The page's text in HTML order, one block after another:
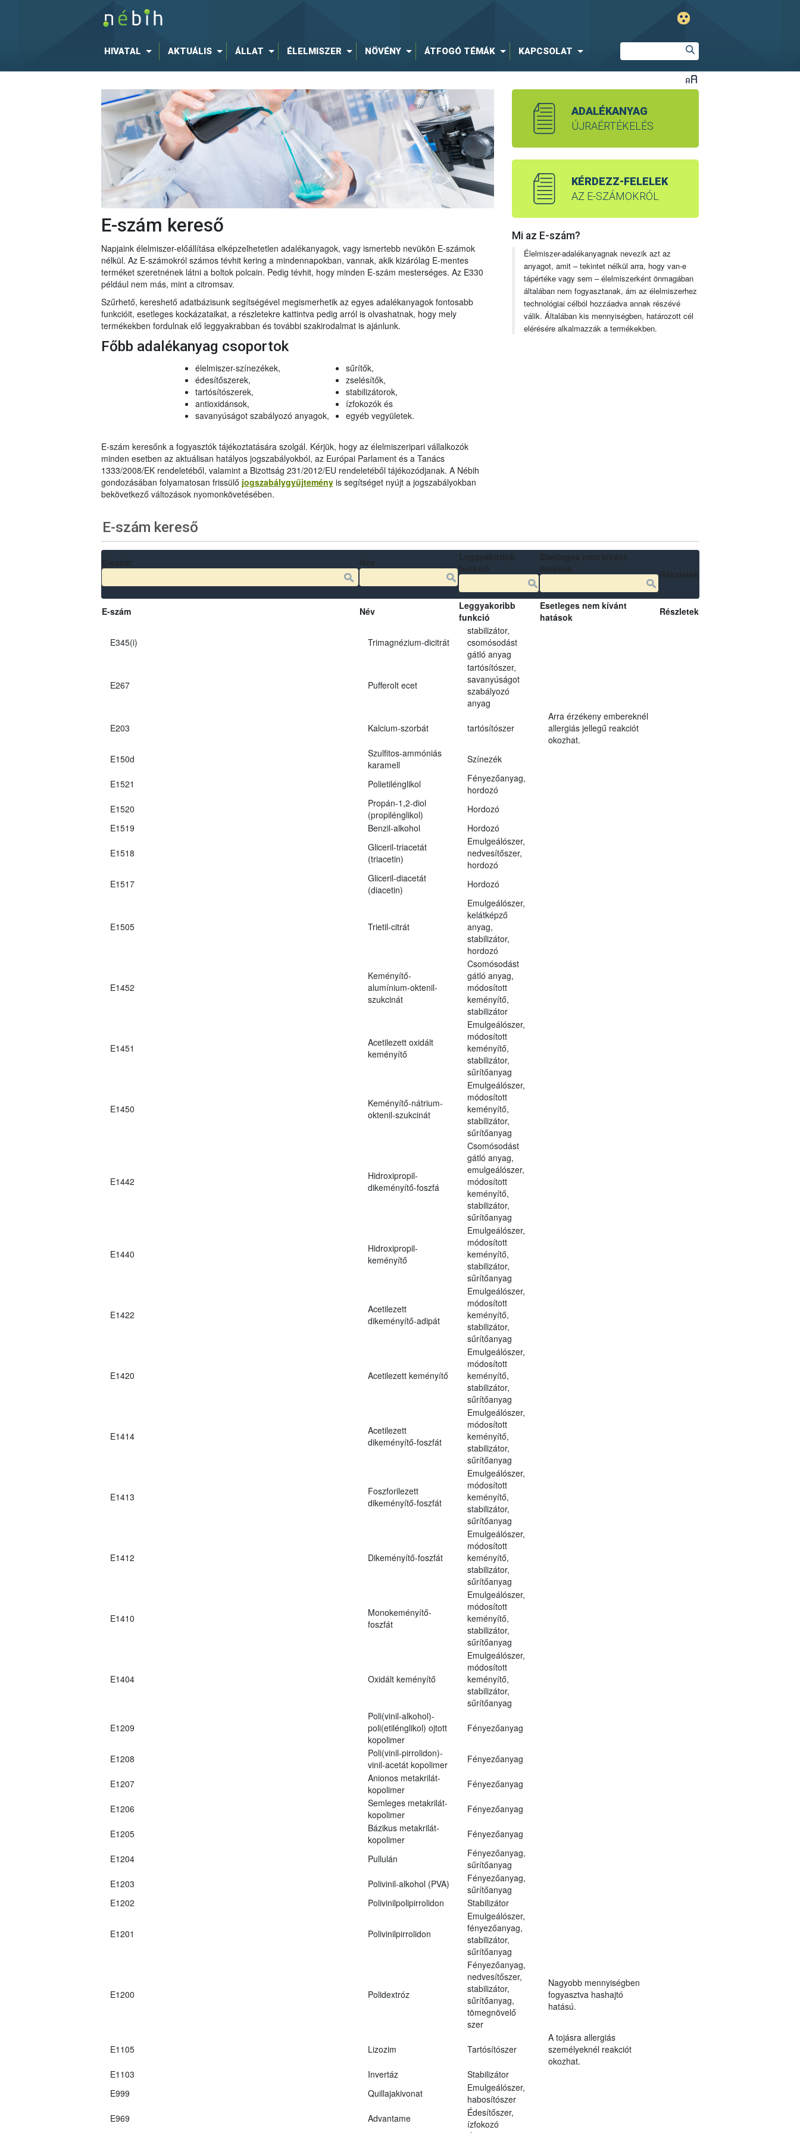
HIVATAL AKTUÁLIS ÁLLAT ÉLELMISZER NÖVÉNY ÁTFOGÓ TÉMÁK KAPCSOLAT
E-szám kereső
Napjaink élelmiszer-előállítása elképzelhetetlen adalékanyagok, vagy ismertebb nevükön E-számok
nélkül. Az E-számokról számos tévhit kering a mindennapokban, vannak, akik kizárólag E-mentes
terméket szeretnének látni a boltok polcain. Pedig tévhit, hogy minden E-szám mesterséges. Az E330
például nem más, mint a citromsav.
Szűrhető, kereshető adatbázisunk segítségével megismerhetik az egyes adalékanyagok fontosabb
funkcióit, esetleges kockázataikat, a részletekre kattintva pedig arról is olvashatnak, hogy mely
termékekben fordulnak elő leggyakrabban és további szakirodalmat is ajánlunk.
Főbb adalékanyag csoportok
élelmiszer-színezékek,
édesítőszerek,
tartósítószerek,
antioxidánsok,
savanyúságot szabályozó anyagok,
sűrítők,
zselésítők,
stabilizátorok,
ízfokozók és
egyéb vegyületek.
E-szám keresőnk a fogyasztók tájékoztatására szolgál. Kérjük, hogy az élelmiszeripari vállalkozók
minden esetben az aktuálisan hatályos jogszabályokból, az Európai Parlament és a Tanács
1333/2008/EK rendeletéből, valamint a Bizottság 231/2012/EU rendeletéből tájékozódjanak. A Nébih
gondozásában folyamatosan frissülő jogszabálygyűjteményis segítséget nyújt a jogszabályokban
bekövetkező változások nyomonkövetésében.
ADALÉKANYAG
ÚJRAÉRTÉKELÉS
KÉRDEZZ-FELELEK
AZ E-SZÁMOKRÓL
Mi az E-szám?
Élelmiszer-adalékanyagnak nevezik azt az
anyagot, amit – tekintet nélkül arra, hogy van-e
tápértéke vagy sem – élelmiszerként önmagában
általában nem fogyasztanak, ám az élelmiszerhez
technológiai célból hozzáadva annak részévé
válik. Általában kis mennyiségben, határozott cél
elérésére alkalmazzák a termékekben.
E-szám kereső
E-szám Név
Leggyakoribb
funkció
Esetleges nem kívánt
hatások
Részletek
E345(i) Trimagnézium-dicitrát
stabilizátor,
csomósodást
gátló anyag
E267 Pufferolt ecet
tartósítószer,
savanyúságot
szabályozó
anyag
E203 Kalcium-szorbát tartósítószer
Arra érzékeny embereknél
allergiás jellegű reakciót
okozhat.
E150d
Szulfitos-ammóniás
karamell
Színezék
E1521 Polietilénglikol
Fényezőanyag,
hordozó
E1520
Propán-1,2-diol
(propilénglikol)
Hordozó
E1519
Benzil-alkohol Hordozó
E1518
Gliceril-triacetát
(triacetin)
Emulgeálószer,
nedvesítőszer,
hordozó
E1517
Gliceril-diacetát
(diacetin)
Hordozó
E1505 Trietil-citrát
Emulgeálószer,
kelátképző
anyag,
stabilizátor,
hordozó
E1452
Keményítő-
alumínium-oktenil-
szukcinát
Csomósodást
gátló anyag,
módosított
keményítő,
stabilizátor
E1451
Acetilezett oxidált
keményítő
Emulgeálószer,
módosított
keményítő,
stabilizátor,
sűrítőanyag
E1450
Keményítő-nátrium-
oktenil-szukcinát
Emulgeálószer,
módosított
keményítő,
stabilizátor,
sűrítőanyag
E1442
Hidroxipropil-
dikeményítő-foszfá
Csomósodást
gátló anyag,
emulgeálószer,
módosított
keményítő,
stabilizátor,
sűrítőanyag
E1440
Hidroxipropil-
keményítő
Emulgeálószer,
módosított
keményítő,
stabilizátor,
sűrítőanyag
E1422
Acetilezett
dikeményítő-adipát
Emulgeálószer,
módosított
keményítő,
stabilizátor,
sűrítőanyag
E1420 Acetilezett keményítő
Emulgeálószer,
módosított
keményítő,
stabilizátor,
sűrítőanyag
E1414
Acetilezett
dikeményítő-foszfát
Emulgeálószer,
módosított
keményítő,
stabilizátor,
sűrítőanyag
E1413
Foszforilezett
dikeményítő-foszfát
Emulgeálószer,
módosított
keményítő,
stabilizátor,
sűrítőanyag
E1412 Dikeményítő-foszfát
Emulgeálószer,
módosított
keményítő,
stabilizátor,
sűrítőanyag
E1410
Monokeményítő-
foszfát
Emulgeálószer,
módosított
keményítő,
stabilizátor,
sűrítőanyag
E1404 Oxidált keményítő
Emulgeálószer,
módosított
keményítő,
stabilizátor,
sűrítőanyag
E1209
Poli(vinil-alkohol)-
poli(etilénglikol) ojtott
kopolimer
Fényezőanyag
E1208
Poli(vinil-pirrolidon)-
vinil-acetát kopolimer
Fényezőanyag
E1207
Anionos metakrilát-
kopolimer
Fényezőanyag
E1206
Semleges metakrilát-
kopolimer
Fényezőanyag
E1205
Bázikus metakrilát-
kopolimer
Fényezőanyag
E1204 Pullulán
Fényezőanyag,
sűrítőanyag
E1203
Polivinil-alkohol (PVA)
Fényezőanyag,
sűrítőanyag
E1202
Polivinilpolipirrolidon Stabilizátor
E1201 Polivinilpirrolidon
Emulgeálószer,
fényezőanyag,
stabilizátor,
sűrítőanyag
E1200 Polidextróz
Fényezőanyag,
nedvesítőszer,
stabilizátor,
sűrítőanyag,
tömegnövelő
szer
Nagyobb mennyiségben
fogyasztva hashajtó
hatású.
E1105 Lizozim Tartósítószer
A tojásra allergiás
személyeknél reakciót
okozhat.
E1103
Invertáz
Stabilizátor
E999
Quillajakivonat
Emulgeálószer,
habosítószer
E969
Advantame
Édesítőszer,
ízfokozó